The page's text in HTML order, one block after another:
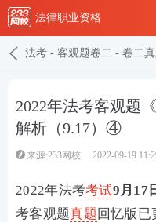
法律职业资格
法考 - 客观题卷二 - 卷二
2022年法考客观题
解析（9.17）④
来源:233网校 2022-09-19
2022年法考考试9月17
考客观题真题回忆版已